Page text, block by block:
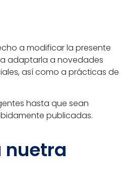
a modificar la presente
adaptarla a novedades
así como a prácticas de
hasta que sean
publicadas.
nuetra